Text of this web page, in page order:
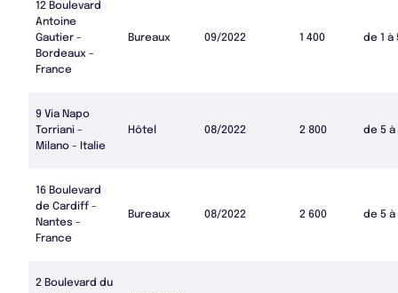
12 Boulevard
Antoine
Gautier -
Bordeaux -
France
Bureaux 09/2022 1 400 de 1 à
9 Via Napo
Torriani -
Milano - Italie
Hôtel 08/2022 2 800 de 5 à
16 Boulevard
de Cardiff -
Nantes -
France
Bureaux 08/2022 2 600 de 5 à
2 Boulevard du